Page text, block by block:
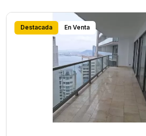
Destacada En Venta